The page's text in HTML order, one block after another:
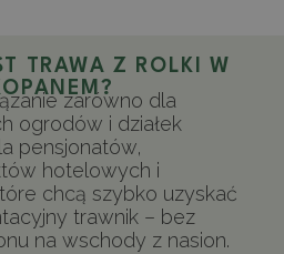
TRAWA Z ROLKI W
zarówno dla
ogrodów i działek
pensjonatów,
hotelowych i
chcą szybko uzyskać
trawnik – bez
na wschody z nasion.